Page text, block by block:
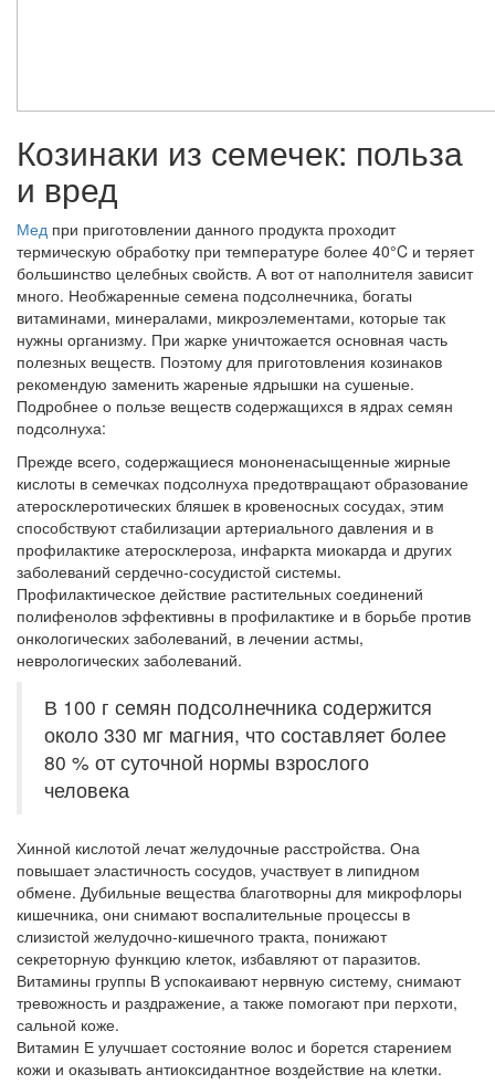
Козинаки из семечек: польза
и вред
Мед при приготовлении данного продукта проходит
термическую обработку при температуре более 40°C и теряет
большинство целебных свойств. А вот от наполнителя зависит
много. Необжаренные семена подсолнечника, богаты
витаминами, минералами, микроэлементами, которые так
нужны организму. При жарке уничтожается основная часть
полезных веществ. Поэтому для приготовления козинаков
рекомендую заменить жареные ядрышки на сушеные.
Подробнее о пользе веществ содержащихся в ядрах семян
подсолнуха:
Прежде всего, содержащиеся мононенасыщенные жирные
кислоты в семечках подсолнуха предотвращают образование
атеросклеротических бляшек в кровеносных сосудах, этим
способствуют стабилизации артериального давления и в
профилактике атеросклероза, инфаркта миокарда и других
заболеваний сердечно-сосудистой системы.
Профилактическое действие растительных соединений
полифенолов эффективны в профилактике и в борьбе против
онкологических заболеваний, в лечении астмы,
неврологических заболеваний.
В 100 г семян подсолнечника содержится
около 330 мг магния, что составляет более
80 % от суточной нормы взрослого
человека
Хинной кислотой лечат желудочные расстройства. Она
повышает эластичность сосудов, участвует в липидном
обмене. Дубильные вещества благотворны для микрофлоры
кишечника, они снимают воспалительные процессы в
слизистой желудочно-кишечного тракта, понижают
секреторную функцию клеток, избавляют от паразитов.
Витамины группы В успокаивают нервную систему, снимают
тревожность и раздражение, а также помогают при перхоти,
сальной коже.
Витамин Е улучшает состояние волос и борется старением
кожи и оказывать антиоксидантное воздействие на клетки.